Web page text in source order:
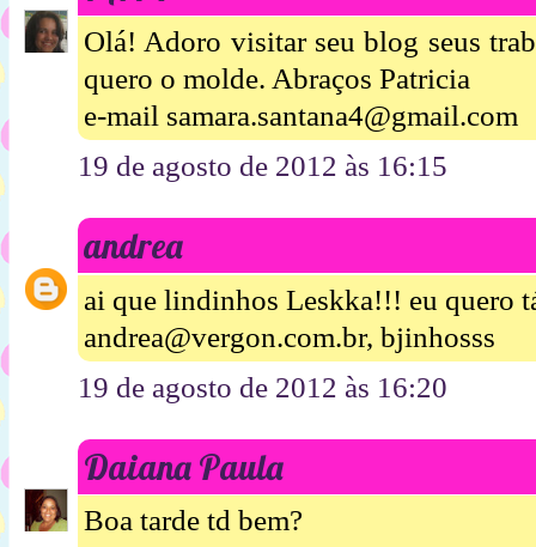
Olá! Adoro visitar seu blog seus
quero o molde. Abraços Patricia
e-mail samara.santana4@gmail.com
19 de agosto de 2012 às 16:15
andrea
ai que lindinhos Leskka!!! eu quero
andrea@vergon.com.br, bjinhosss
19 de agosto de 2012 às 16:20
Daiana Paula
Boa tarde td bem?